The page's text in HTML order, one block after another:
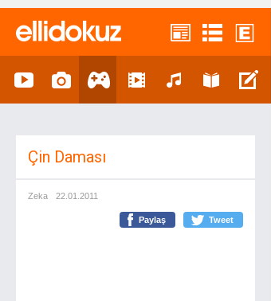
Çin Daması
Zeka 22.01.2011
Paylaş Tweet